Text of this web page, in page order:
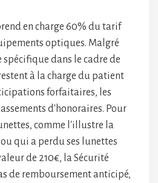
en charge 60% du tarif
optiques. Malgré
spécifique dans le cadre de
à la charge du patient
forfaitaires, les
d'honoraires. Pour
comme l'illustre la
qui a perdu ses lunettes
de 210€, la Sécurité
de remboursement anticipé,